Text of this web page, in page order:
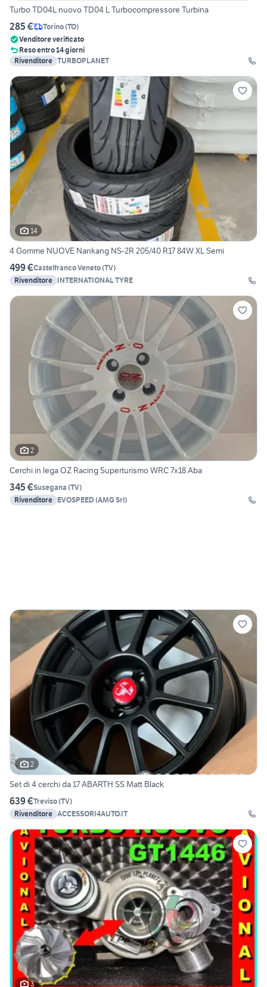
Turbo TD04L nuovo TD04 L Turbocompressore Turbina
285 € Torino(TO)
Venditore verificato
Reso entro 14 giorni
Rivenditore TURBOPLANET
14
4 Gomme NUOVE Nankang NS-2R 205/40 R17 84W XL Semi
499 €Castelfranco Veneto(TV)
Rivenditore INTERNATIONAL TYRE
2
Cerchi in lega OZ Racing Superturismo WRC 7x18 Aba
345 €Susegana (TV)
Rivenditore EVOSPEED (AMG Srl)
2
Set di 4 cerchi da 17 ABARTH SS Matt Black
639 €Treviso(TV)
Rivenditore ACCESSORI4AUTO.IT
3